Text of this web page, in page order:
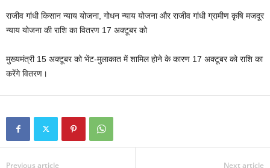
राजीव गांधी किसान न्याय योजना, गोधन न्याय योजना और राजीव गांधी ग्रामीण कृषि मजदूर
न्याय योजना की राशि का वितरण 17 अक्टूबर को
मुख्यमंत्री 15 अक्टूबर को भेंट-मुलाकात में शामिल होने के कारण 17 अक्टूबर को राशि का
करेंगे वितरण।
Previous article Next article